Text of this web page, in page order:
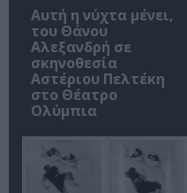
Αυτή η νύχτα μένει,
του Θάνου
Αλεξανδρή σε
σκηνοθεσία
Αστέριου Πελτέκη
στο Θέατρο
Ολύμπια